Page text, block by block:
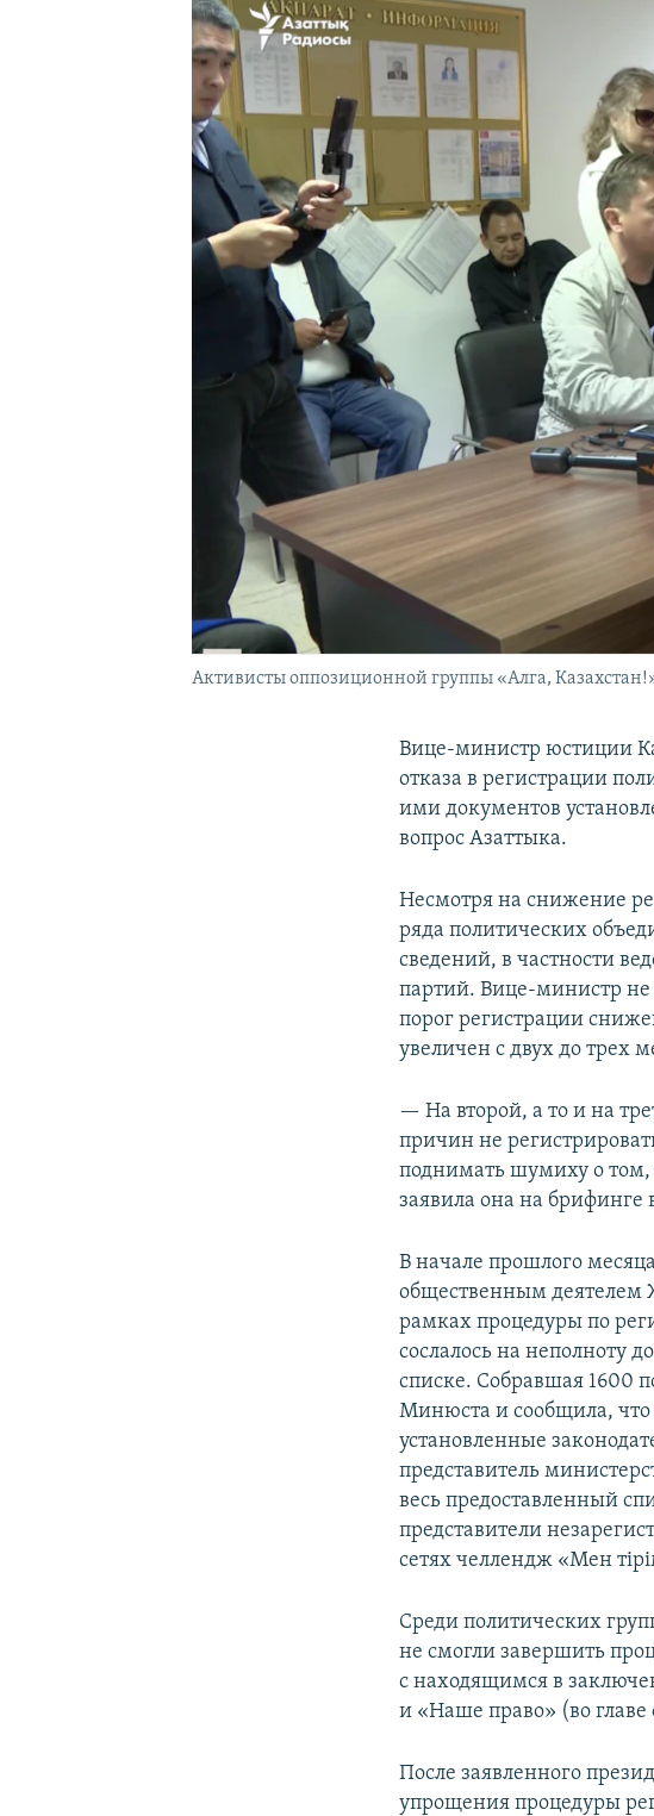
Активисты оппозиционной группы «Алга,
Вице-министр юстиции
отказа в регистрации
ими документов
вопрос Азаттыка.
Несмотря на снижение
ряда политических
сведений, в частности
партий. Вице-министр не
порог регистрации
увеличен с двух до трех
— На второй, а то и на
причин не
поднимать шумиху о том,
заявила она на
В начале прошлого
общественным
рамках процедуры по
сослалось на неполноту
списке. Собравшая 1600
Минюста и сообщила,
установленные
представитель
весь предоставленный
представители
сетях челлендж «Мен
Среди политических
не смогли завершить
с находящимся в
и «Наше право» (во
После заявленного
упрощения процедуры